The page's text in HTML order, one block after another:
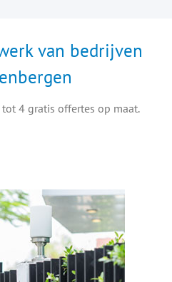
van bedrijven
4 gratis offertes op maat.